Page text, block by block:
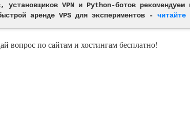
установщиков VPN и Python-ботов рекомендуем
аренде VPS для экспериментов - читайте
вопрос по сайтам и хостингам бесплатно!